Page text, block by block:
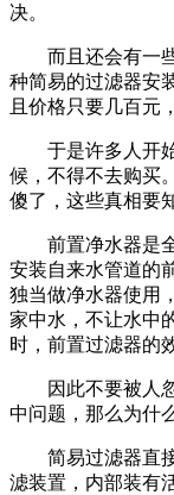
决。
而且还会有一些
种简易的过滤器安
且价格只要几百元
于是许多人开始
候，不得不去购买
傻了，这些真相要
前置净水器是全
安装自来水管道的
独当做净水器使用
家中水，不让水中
时，前置过滤器的
因此不要被人忽
中问题，那么为什
简易过滤器直接
滤装置，内部装有